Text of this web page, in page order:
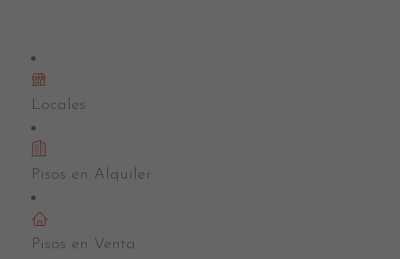
Locales
Pisos en Alquiler
Pisos en Venta